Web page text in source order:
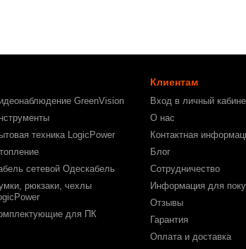
GreenVision
техника LogicPower
сетевой Одескабель
рюкзаки, чехлы
для ПК
Клиентам
Вход в личный
О нас
Контактная
Блог
Сотрудничество
Информация для
Отзывы
Гарантия
Оплата и доставка